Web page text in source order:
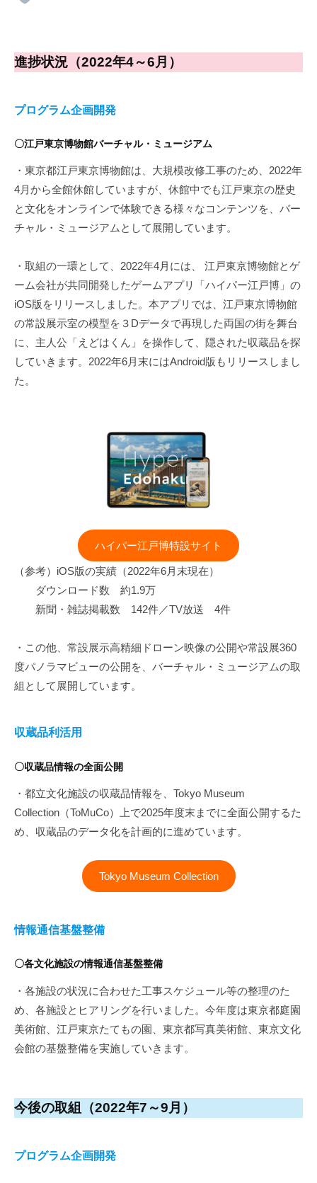
進捗状況（2022年4～6月）
プログラム企画開発
〇江戸東京博物館バーチャル・ミュージアム
・東京都江戸東京博物館は、大規模改修工事のため、2022年
4月から全館休館していますが、休館中でも江戸東京の歴史
と文化をオンラインで体験できる様々なコンテンツを、バー
チャル・ミュージアムとして展開しています。
・取組の一環として、2022年4月には、 江戸東京博物館とゲ
ーム会社が共同開発したゲームアプリ「ハイパー江戸博」の
iOS版をリリースしました。本アプリでは、江戸東京博物館
の常設展示室の模型を３Dデータで再現した両国の街を舞台
に、主人公「えどはくん」を操作して、隠された収蔵品を探
していきます。2022年6月末にはAndroid版もリリースしまし
た。
ハイパー江戸博特設サイト
（参考）iOS版の実績（2022年6月末現在）
ダウンロード数 約1.9万
新聞・雑誌掲載数 142件／TV放送 4件
・この他、常設展示高精細ドローン映像の公開や常設展360
度パノラマビューの公開を、バーチャル・ミュージアムの取
組として展開しています。
収蔵品利活用
〇収蔵品情報の全面公開
・都立文化施設の収蔵品情報を、Tokyo Museum
Collection（ToMuCo）上で2025年度末までに全面公開するた
め、収蔵品のデータ化を計画的に進めています。
Tokyo Museum Collection
情報通信基盤整備
〇各文化施設の情報通信基盤整備
・各施設の状況に合わせた工事スケジュール等の整理のた
め、各施設とヒアリングを行いました。今年度は東京都庭園
美術館、江戸東京たてもの園、東京都写真美術館、東京文化
会館の基盤整備を実施していきます。
今後の取組（2022年7～9月）
プログラム企画開発